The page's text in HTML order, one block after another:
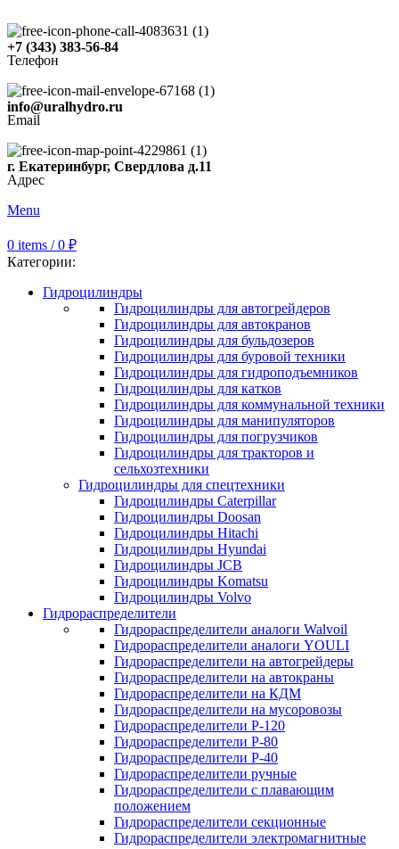
+7 (343) 383-56-84
Телефон
info@uralhydro.ru
Email
г. Екатеринбург, Свердлова д.11
Адрес
Menu
0 items / 0 ₽
Категории:
Гидроцилиндры
Гидроцилиндры для автогрейдеров
Гидроцилиндры для автокранов
Гидроцилиндры для бульдозеров
Гидроцилиндры для буровой техники
Гидроцилиндры для гидроподъемников
Гидроцилиндры для катков
Гидроцилиндры для коммунальной техники
Гидроцилиндры для манипуляторов
Гидроцилиндры для погрузчиков
Гидроцилиндры для тракторов и
сельхозтехники
Гидроцилиндры для спецтехники
Гидроцилиндры Caterpillar
Гидроцилиндры Doosan
Гидроцилиндры Hitachi
Гидроцилиндры Hyundai
Гидроцилиндры JCB
Гидроцилиндры Komatsu
Гидроцилиндры Volvo
Гидрораспределители
Гидрораспределители аналоги Walvoil
Гидрораспределители аналоги YOULI
Гидрораспределители на автогрейдеры
Гидрораспределители на автокраны
Гидрораспределители на КДМ
Гидрораспределители на мусоровозы
Гидрораспределители Р-120
Гидрораспределители Р-80
Гидрораспределители Р-40
Гидрораспределители ручные
Гидрораспределители с плавающим
положением
Гидрораспределители секционные
Гидрораспределители электромагнитные